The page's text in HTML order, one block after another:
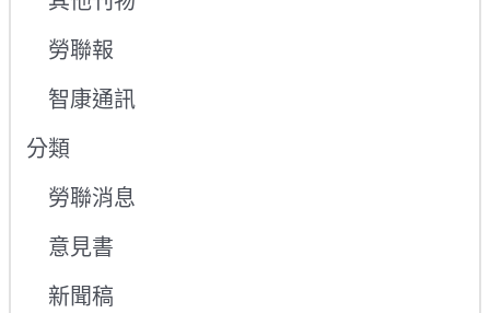
勞聯報
智康通訊
分類
勞聯消息
意見書
新聞稿